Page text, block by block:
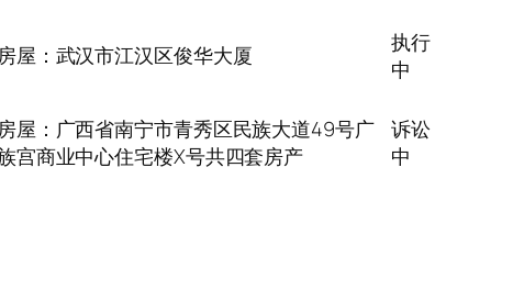
屋：武汉市江汉区俊华大厦
执行
中
屋：广西省南宁市青秀区民族大道49号广
宫商业中心住宅楼X号共四套房产
诉讼
中